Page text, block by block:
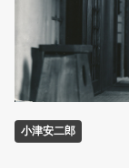
小津安二郎